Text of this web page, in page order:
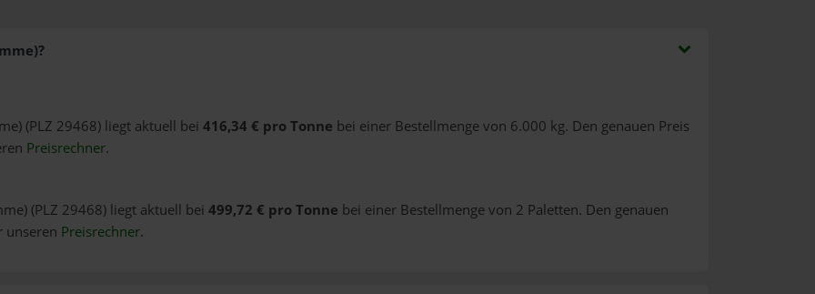
(PLZ 29468) liegt aktuell bei 416,34 € pro Tonne bei einer Bestellmenge von 6.000 kg. Den genauen Preis
Preisrechner.
(PLZ 29468) liegt aktuell bei 499,72 € pro Tonne bei einer Bestellmenge von 2 Paletten. Den genauen
unseren Preisrechner.